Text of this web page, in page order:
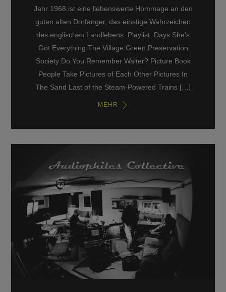
Jahr 1968 ist eine liebenswerte Hommage an den
guten alten Dorfanger, das einstige Wahrzeichen
des englischen Landlebens. Playlist: Days She’s
Got Everything The Village Green Preservation
Society Do You Remember Walter? Picture Book
People Take Pictures of Each Other Pictures In
The Sand Last of the Steam-Powered Trains […]
MEHR